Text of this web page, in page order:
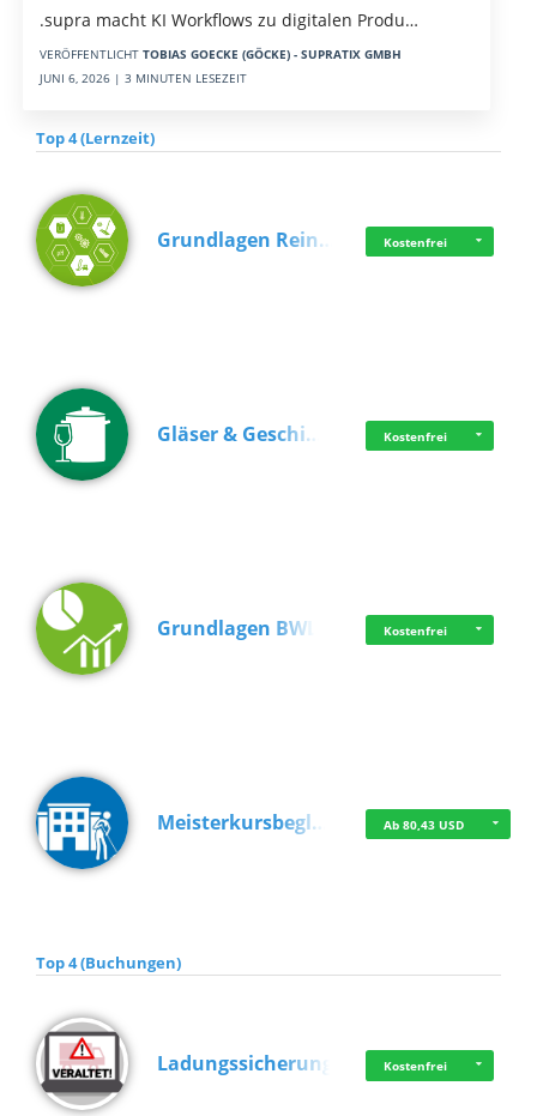
.supra macht KI Workflows zu digitalen Produ…
VERÖFFENTLICHT TOBIAS GOECKE (GÖCKE) - SUPRATIX GMBH
JUNI 6, 2026 | 3 MINUTEN LESEZEIT
Top 4 (Lernzeit)
Grundlagen Rein… Kostenfrei
Gläser & Geschi… Kostenfrei
Grundlagen BWL Kostenfrei
Meisterkursbegl… Ab 80,43 USD
Top 4 (Buchungen)
Ladungssicherung Kostenfrei